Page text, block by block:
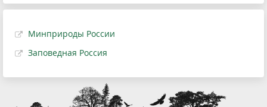
Минприроды России
Заповедная Россия